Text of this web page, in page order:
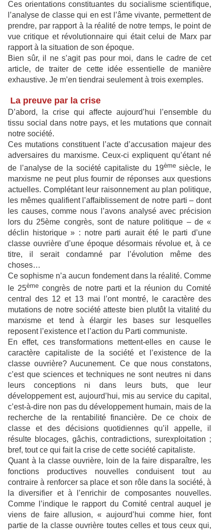
Ces orientations constituantes du socialisme scientifique,
l’analyse de classe qui en est l’âme vivante, permettent de
prendre, par rapport à la réalité de notre temps, le point de
vue critique et révolutionnaire qui était celui de Marx par
rapport à la situation de son époque.
Bien sûr, il ne s’agit pas pour moi, dans le cadre de cet
article, de traiter de cette idée essentielle de manière
exhaustive. Je m’en tiendrai seulement à trois exemples.
La preuve par la crise
D’abord, la crise qui affecte aujourd’hui l’ensemble du
tissu social dans notre pays, et les mutations que connait
notre société.
Ces mutations constituent l’acte d’accusation majeur des
adversaires du marxisme. Ceux-ci expliquent qu’étant né
de l’analyse de la société capitaliste du 19èmesiècle, le
marxisme ne peut plus fournir de réponses aux questions
actuelles. Complétant leur raisonnement au plan politique,
les mêmes qualifient l’affaiblissement de notre parti – dont
les causes, comme nous l’avons analysé avec précision
lors du 25ème congrès, sont de nature politique – de «
déclin historique » : notre parti aurait été le parti d’une
classe ouvrière d’une époque désormais révolue et, à ce
titre, il serait condamné par l’évolution même des
choses…
Ce sophisme n’a aucun fondement dans la réalité. Comme
le 25èmecongrès de notre parti et la réunion du Comité
central des 12 et 13 mai l’ont montré, le caractère des
mutations de notre société atteste bien plutôt la vitalité du
marxisme et tend à élargir les bases sur lesquelles
reposent l’existence et l’action du Parti communiste.
En effet, ces transformations mettent-elles en cause le
caractère capitaliste de la société et l’existence de la
classe ouvrière? Aucunement. Ce que nous constatons,
c’est que sciences et techniques ne sont neutres ni dans
leurs conceptions ni dans leurs buts, que leur
développement est, aujourd’hui, mis au service du capital,
c’est-à-dire non pas du développement humain, mais de la
recherche de la rentabilité financière. De ce choix de
classe et des décisions quotidiennes qu’il appelle, il
résulte blocages, gâchis, contradictions, surexploitation ;
bref, tout ce qui fait la crise de cette société capitaliste.
Quant à la classe ouvrière, loin de la faire disparaître, les
fonctions productives nouvelles conduisent tout au
contraire à renforcer sa place et son rôle dans la société, à
la diversifier et à l’enrichir de composantes nouvelles.
Comme l’indique le rapport du Comité central auquel je
viens de faire allusion, « aujourd’hui comme hier, font
partie de la classe ouvrière toutes celles et tous ceux qui,